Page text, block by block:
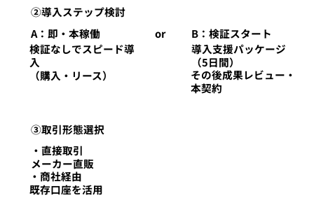
②導入ステップ検討
A：即・本稼働
検証なしでスピード導
入
（購入・リース）
or
B：検証スタート
導入支援パッケージ
（5日間）
その後成果レビュー・
本契約
③取引形態選択
・直接取引
メーカー直販
・商社経由
既存口座を活用